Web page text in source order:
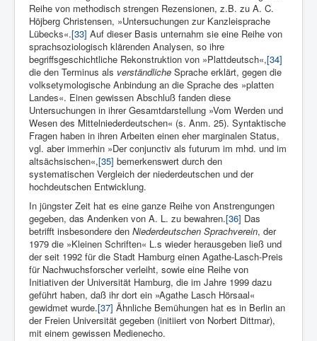
Reihe von methodisch strengen Rezensionen, z.B. zu A. C.
Höjberg Christensen, »Untersuchungen zur Kanzleisprache
Lübecks«.[33] Auf dieser Basis unternahm sie eine Reihe von
sprachsoziologisch klärenden Analysen, so ihre
begriffsgeschichtliche Rekonstruktion von »Plattdeutsch«,[34]
die den Terminus als verständliche Sprache erklärt, gegen die
volksetymologische Anbindung an die Sprache des »platten
Landes«. Einen gewissen Abschluß fanden diese
Untersuchungen in ihrer Gesamtdarstellung »Vom Werden und
Wesen des Mittelniederdeutschen« (s. Anm. 25). Syntaktische
Fragen haben in ihren Arbeiten einen eher marginalen Status,
vgl. aber immerhin »Der conjunctiv als futurum im mhd. und im
altsächsischen«,[35] bemerkenswert durch den
systematischen Vergleich der niederdeutschen und der
hochdeutschen Entwicklung.
In jüngster Zeit hat es eine ganze Reihe von Anstrengungen
gegeben, das Andenken von A. L. zu bewahren.[36] Das
betrifft insbesondere den Niederdeutschen Sprachverein, der
1979 die »Kleinen Schriften« L.s wieder herausgeben ließ und
der seit 1992 für die Stadt Hamburg einen Agathe-Lasch-Preis
für Nachwuchsforscher verleiht, sowie eine Reihe von
Initiativen der Universität Hamburg, die im Jahre 1999 dazu
geführt haben, daß ihr dort ein »Agathe Lasch Hörsaal«
gewidmet wurde.[37] Ähnliche Bemühungen hat es in Berlin an
der Freien Universität gegeben (initiiert von Norbert Dittmar),
mit einem gewissen Medienecho.